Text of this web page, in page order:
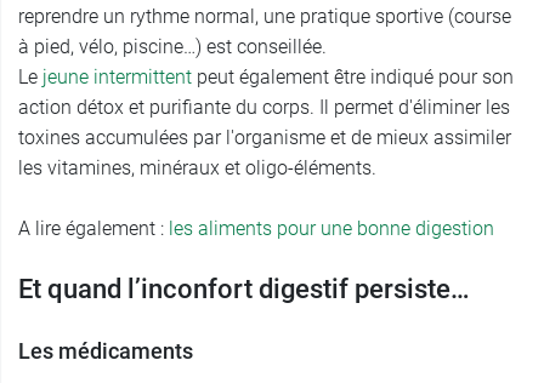
reprendre un rythme normal, une pratique sportive (course
à pied, vélo, piscine…) est conseillée.
Le jeune intermittent peut également être indiqué pour son
action détox et purifiante du corps. Il permet d'éliminer les
toxines accumulées par l'organisme et de mieux assimiler
les vitamines, minéraux et oligo-éléments.
A lire également : les aliments pour une bonne digestion
Et quand l’inconfort digestif persiste…
Les médicaments